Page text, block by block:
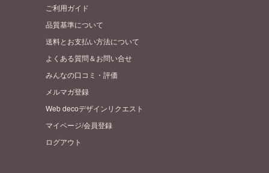
ご利用ガイド
品質基準について
送料とお支払い方法について
よくある質問＆お問い合せ
みんなの口コミ・評価
メルマガ登録
Web decoデザインリクエスト
マイページ/会員登録
ログアウト